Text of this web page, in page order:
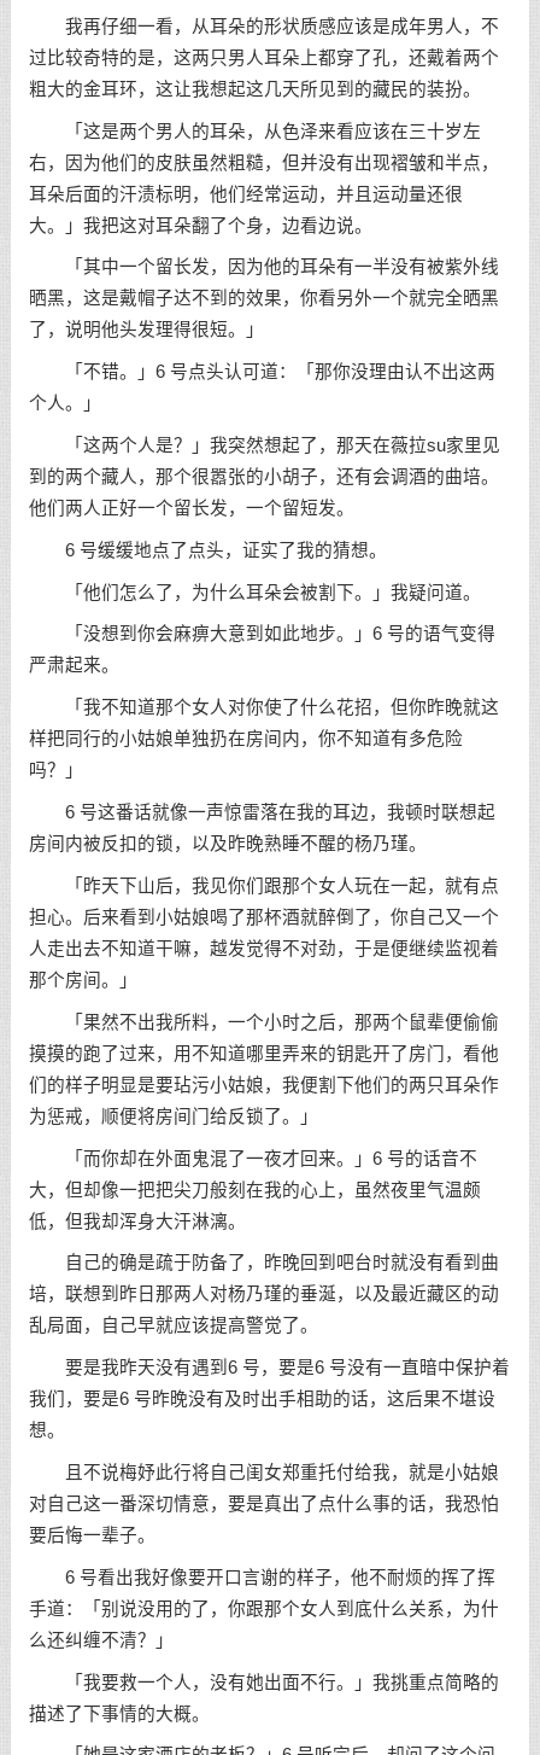
我再仔细一看，从耳朵的形状质感应该是成年男人，不
过比较奇特的是，这两只男人耳朵上都穿了孔，还戴着两个
粗大的金耳环，这让我想起这几天所见到的藏民的装扮。
「这是两个男人的耳朵，从色泽来看应该在三十岁左
右，因为他们的皮肤虽然粗糙，但并没有出现褶皱和半点，
耳朵后面的汗渍标明，他们经常运动，并且运动量还很
大。」我把这对耳朵翻了个身，边看边说。
「其中一个留长发，因为他的耳朵有一半没有被紫外线
晒黑，这是戴帽子达不到的效果，你看另外一个就完全晒黑
了，说明他头发理得很短。」
「不错。」6 号点头认可道：「那你没理由认不出这两
个人。」
「这两个人是？」我突然想起了，那天在薇拉su家里见
到的两个藏人，那个很嚣张的小胡子，还有会调酒的曲培。
他们两人正好一个留长发，一个留短发。
6 号缓缓地点了点头，证实了我的猜想。
「他们怎么了，为什么耳朵会被割下。」我疑问道。
「没想到你会麻痹大意到如此地步。」6 号的语气变得
严肃起来。
「我不知道那个女人对你使了什么花招，但你昨晚就这
样把同行的小姑娘单独扔在房间内，你不知道有多危险
吗？」
6 号这番话就像一声惊雷落在我的耳边，我顿时联想起
房间内被反扣的锁，以及昨晚熟睡不醒的杨乃瑾。
「昨天下山后，我见你们跟那个女人玩在一起，就有点
担心。后来看到小姑娘喝了那杯酒就醉倒了，你自己又一个
人走出去不知道干嘛，越发觉得不对劲，于是便继续监视着
那个房间。」
「果然不出我所料，一个小时之后，那两个鼠辈便偷偷
摸摸的跑了过来，用不知道哪里弄来的钥匙开了房门，看他
们的样子明显是要玷污小姑娘，我便割下他们的两只耳朵作
为惩戒，顺便将房间门给反锁了。」
「而你却在外面鬼混了一夜才回来。」6 号的话音不
大，但却像一把把尖刀般刻在我的心上，虽然夜里气温颇
低，但我却浑身大汗淋漓。
自己的确是疏于防备了，昨晚回到吧台时就没有看到曲
培，联想到昨日那两人对杨乃瑾的垂涎，以及最近藏区的动
乱局面，自己早就应该提高警觉了。
要是我昨天没有遇到6 号，要是6 号没有一直暗中保护着
我们，要是6 号昨晚没有及时出手相助的话，这后果不堪设
想。
且不说梅妤此行将自己闺女郑重托付给我，就是小姑娘
对自己这一番深切情意，要是真出了点什么事的话，我恐怕
要后悔一辈子。
6 号看出我好像要开口言谢的样子，他不耐烦的挥了挥
手道：「别说没用的了，你跟那个女人到底什么关系，为什
么还纠缠不清？」
「我要救一个人，没有她出面不行。」我挑重点简略的
描述了下事情的大概。